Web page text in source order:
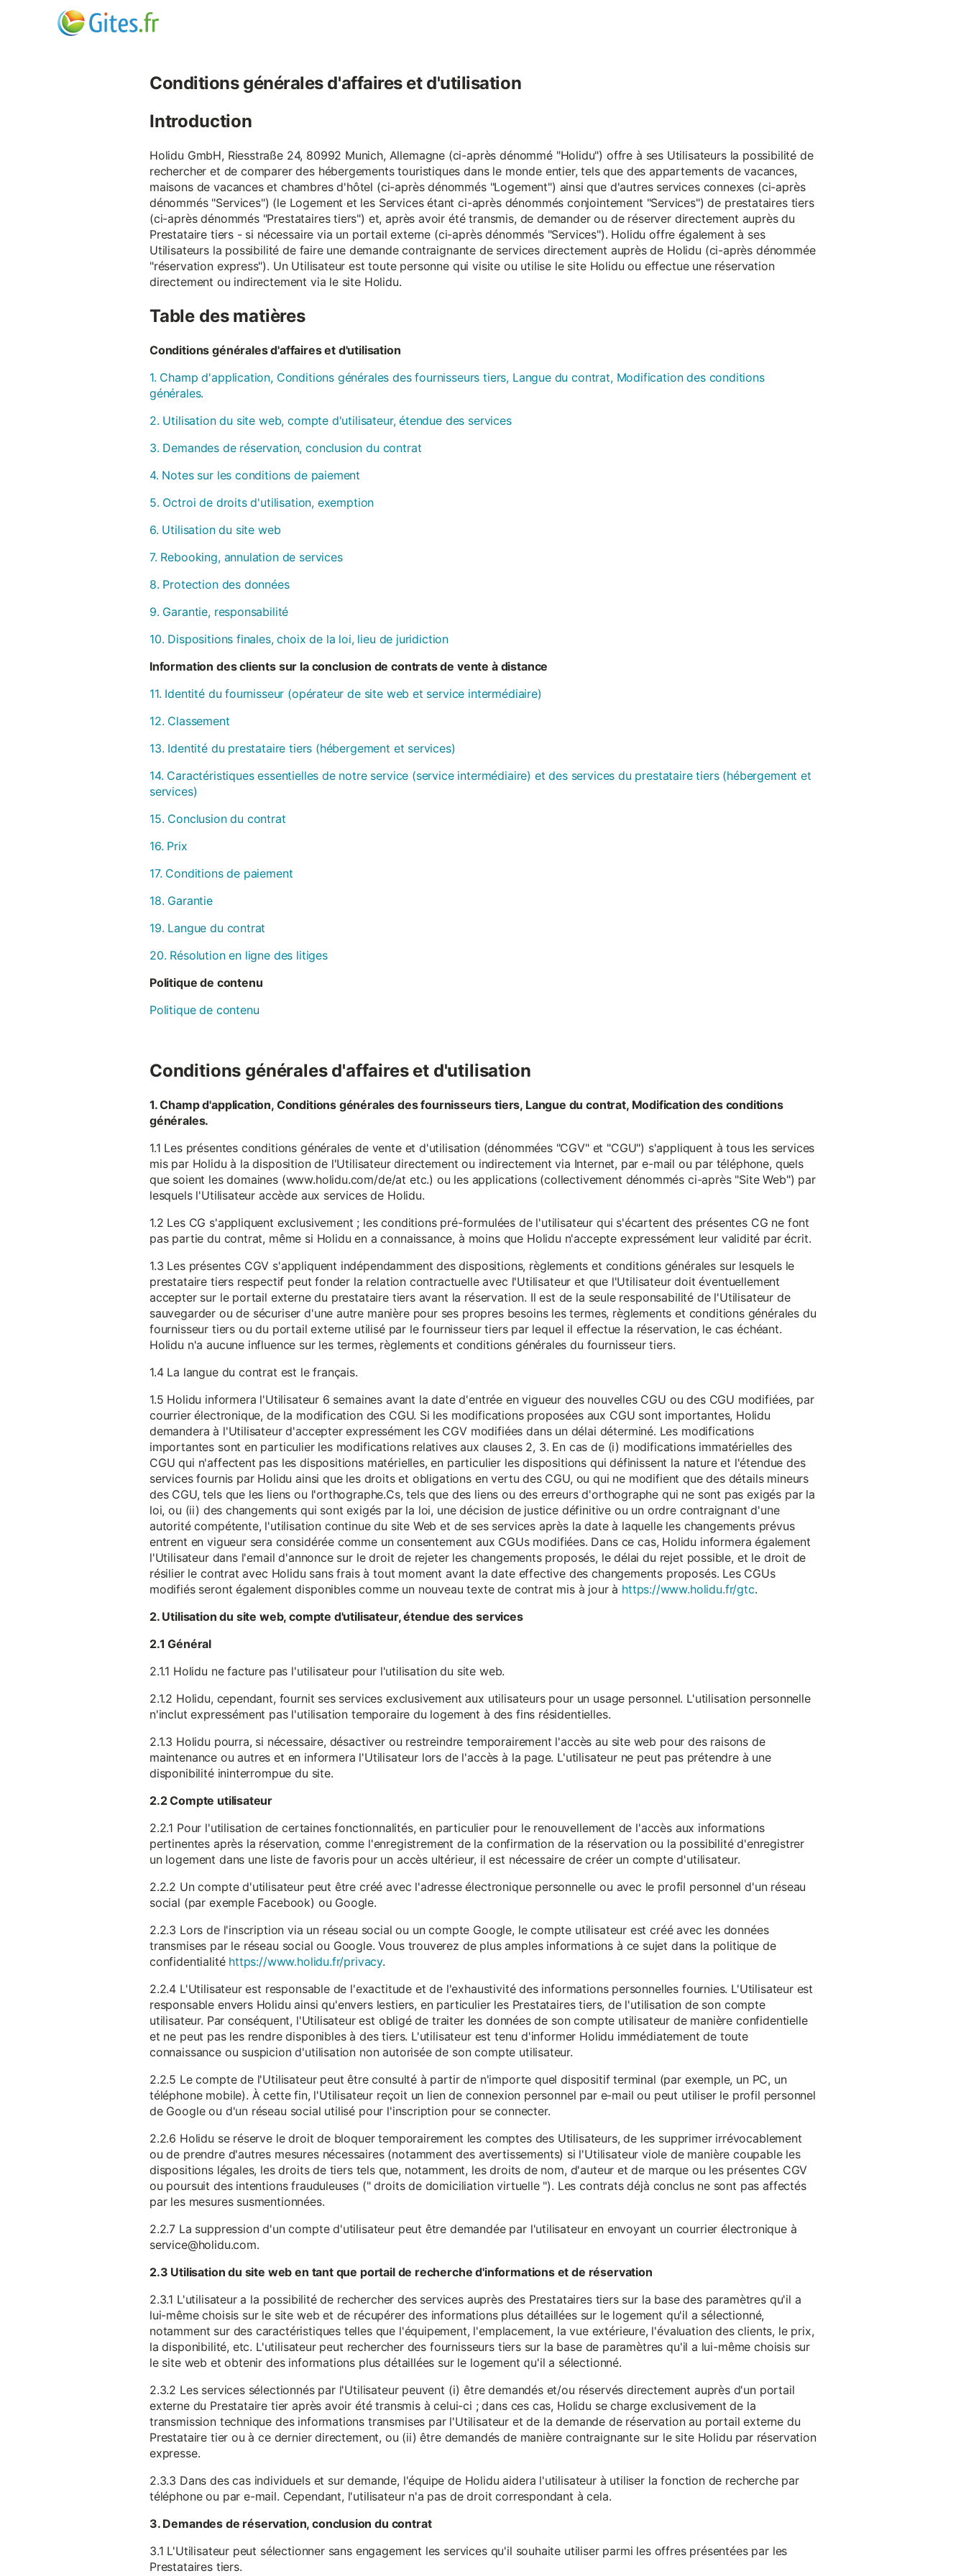
Conditions générales d'affaires et d'utilisation
Introduction
Holidu GmbH, Riesstraße 24, 80992 Munich, Allemagne (ci-après dénommé "Holidu") offre à ses Utilisateurs la possibilité de
rechercher et de comparer des hébergements touristiques dans le monde entier, tels que des appartements de vacances,
maisons de vacances et chambres d'hôtel (ci-après dénommés "Logement") ainsi que d'autres services connexes (ci-après
dénommés "Services") (le Logement et les Services étant ci-après dénommés conjointement "Services") de prestataires tiers
(ci-après dénommés "Prestataires tiers") et, après avoir été transmis, de demander ou de réserver directement auprès du
Prestataire tiers - si nécessaire via un portail externe (ci-après dénommés "Services"). Holidu offre également à ses
Utilisateurs la possibilité de faire une demande contraignante de services directement auprès de Holidu (ci-après dénommée
"réservation express"). Un Utilisateur est toute personne qui visite ou utilise le site Holidu ou effectue une réservation
directement ou indirectement via le site Holidu.
Table des matières
Conditions générales d'affaires et d'utilisation
1. Champ d'application, Conditions générales des fournisseurs tiers, Langue du contrat, Modification des conditions
générales.
2. Utilisation du site web, compte d'utilisateur, étendue des services
3. Demandes de réservation, conclusion du contrat
4. Notes sur les conditions de paiement
5. Octroi de droits d'utilisation, exemption
6. Utilisation du site web
7. Rebooking, annulation de services
8. Protection des données
9. Garantie, responsabilité
10. Dispositions finales, choix de la loi, lieu de juridiction
Information des clients sur la conclusion de contrats de vente à distance
11. Identité du fournisseur (opérateur de site web et service intermédiaire)
12. Classement
13. Identité du prestataire tiers (hébergement et services)
14. Caractéristiques essentielles de notre service (service intermédiaire) et des services du prestataire tiers (hébergement et
services)
15. Conclusion du contrat
16. Prix
17. Conditions de paiement
18. Garantie
19. Langue du contrat
20. Résolution en ligne des litiges
Politique de contenu
Politique de contenu
Conditions générales d'affaires et d'utilisation
1. Champ d'application, Conditions générales des fournisseurs tiers, Langue du contrat, Modification des conditions
générales.
1.1 Les présentes conditions générales de vente et d'utilisation (dénommées "CGV" et "CGU") s'appliquent à tous les services
mis par Holidu à la disposition de l'Utilisateur directement ou indirectement via Internet, par e-mail ou par téléphone, quels
que soient les domaines (www.holidu.com/de/at etc.) ou les applications (collectivement dénommés ci-après "Site Web") par
lesquels l'Utilisateur accède aux services de Holidu.
1.2 Les CG s'appliquent exclusivement ; les conditions pré-formulées de l'utilisateur qui s'écartent des présentes CG ne font
pas partie du contrat, même si Holidu en a connaissance, à moins que Holidu n'accepte expressément leur validité par écrit.
1.3 Les présentes CGV s'appliquent indépendamment des dispositions, règlements et conditions générales sur lesquels le
prestataire tiers respectif peut fonder la relation contractuelle avec l'Utilisateur et que l'Utilisateur doit éventuellement
accepter sur le portail externe du prestataire tiers avant la réservation. Il est de la seule responsabilité de l'Utilisateur de
sauvegarder ou de sécuriser d'une autre manière pour ses propres besoins les termes, règlements et conditions générales du
fournisseur tiers ou du portail externe utilisé par le fournisseur tiers par lequel il effectue la réservation, le cas échéant.
Holidu n'a aucune influence sur les termes, règlements et conditions générales du fournisseur tiers.
1.4 La langue du contrat est le français.
1.5 Holidu informera l'Utilisateur 6 semaines avant la date d'entrée en vigueur des nouvelles CGU ou des CGU modifiées, par
courrier électronique, de la modification des CGU. Si les modifications proposées aux CGU sont importantes, Holidu
demandera à l'Utilisateur d'accepter expressément les CGV modifiées dans un délai déterminé. Les modifications
importantes sont en particulier les modifications relatives aux clauses 2, 3. En cas de (i) modifications immatérielles des
CGU qui n'affectent pas les dispositions matérielles, en particulier les dispositions qui définissent la nature et l'étendue des
services fournis par Holidu ainsi que les droits et obligations en vertu des CGU, ou qui ne modifient que des détails mineurs
des CGU, tels que les liens ou l'orthographe.Cs, tels que des liens ou des erreurs d'orthographe qui ne sont pas exigés par la
loi, ou (ii) des changements qui sont exigés par la loi, une décision de justice définitive ou un ordre contraignant d'une
autorité compétente, l'utilisation continue du site Web et de ses services après la date à laquelle les changements prévus
entrent en vigueur sera considérée comme un consentement aux CGUs modifiées. Dans ce cas, Holidu informera également
l'Utilisateur dans l'email d'annonce sur le droit de rejeter les changements proposés, le délai du rejet possible, et le droit de
résilier le contrat avec Holidu sans frais à tout moment avant la date effective des changements proposés. Les CGUs
modifiés seront également disponibles comme un nouveau texte de contrat mis à jour à https://www.holidu.fr/gtc.
2. Utilisation du site web, compte d'utilisateur, étendue des services
2.1 Général
2.1.1 Holidu ne facture pas l'utilisateur pour l'utilisation du site web.
2.1.2 Holidu, cependant, fournit ses services exclusivement aux utilisateurs pour un usage personnel. L'utilisation personnelle
n'inclut expressément pas l'utilisation temporaire du logement à des fins résidentielles.
2.1.3 Holidu pourra, si nécessaire, désactiver ou restreindre temporairement l'accès au site web pour des raisons de
maintenance ou autres et en informera l'Utilisateur lors de l'accès à la page. L'utilisateur ne peut pas prétendre à une
disponibilité ininterrompue du site.
2.2 Compte utilisateur
2.2.1 Pour l'utilisation de certaines fonctionnalités, en particulier pour le renouvellement de l'accès aux informations
pertinentes après la réservation, comme l'enregistrement de la confirmation de la réservation ou la possibilité d'enregistrer
un logement dans une liste de favoris pour un accès ultérieur, il est nécessaire de créer un compte d'utilisateur.
2.2.2 Un compte d'utilisateur peut être créé avec l'adresse électronique personnelle ou avec le profil personnel d'un réseau
social (par exemple Facebook) ou Google.
2.2.3 Lors de l'inscription via un réseau social ou un compte Google, le compte utilisateur est créé avec les données
transmises par le réseau social ou Google. Vous trouverez de plus amples informations à ce sujet dans la politique de
confidentialité https://www.holidu.fr/privacy.
2.2.4 L'Utilisateur est responsable de l'exactitude et de l'exhaustivité des informations personnelles fournies. L'Utilisateur est
responsable envers Holidu ainsi qu'envers lestiers, en particulier les Prestataires tiers, de l'utilisation de son compte
utilisateur. Par conséquent, l'Utilisateur est obligé de traiter les données de son compte utilisateur de manière confidentielle
et ne peut pas les rendre disponibles à des tiers. L'utilisateur est tenu d'informer Holidu immédiatement de toute
connaissance ou suspicion d'utilisation non autorisée de son compte utilisateur.
2.2.5 Le compte de l'Utilisateur peut être consulté à partir de n'importe quel dispositif terminal (par exemple, un PC, un
téléphone mobile). À cette fin, l'Utilisateur reçoit un lien de connexion personnel par e-mail ou peut utiliser le profil personnel
de Google ou d'un réseau social utilisé pour l'inscription pour se connecter.
2.2.6 Holidu se réserve le droit de bloquer temporairement les comptes des Utilisateurs, de les supprimer irrévocablement
ou de prendre d'autres mesures nécessaires (notamment des avertissements) si l'Utilisateur viole de manière coupable les
dispositions légales, les droits de tiers tels que, notamment, les droits de nom, d'auteur et de marque ou les présentes CGV
ou poursuit des intentions frauduleuses (" droits de domiciliation virtuelle "). Les contrats déjà conclus ne sont pas affectés
par les mesures susmentionnées.
2.2.7 La suppression d'un compte d'utilisateur peut être demandée par l'utilisateur en envoyant un courrier électronique à
service@holidu.com.
2.3 Utilisation du site web en tant que portail de recherche d'informations et de réservation
2.3.1 L'utilisateur a la possibilité de rechercher des services auprès des Prestataires tiers sur la base des paramètres qu'il a
lui-même choisis sur le site web et de récupérer des informations plus détaillées sur le logement qu'il a sélectionné,
notamment sur des caractéristiques telles que l'équipement, l'emplacement, la vue extérieure, l'évaluation des clients, le prix,
la disponibilité, etc. L'utilisateur peut rechercher des fournisseurs tiers sur la base de paramètres qu'il a lui-même choisis sur
le site web et obtenir des informations plus détaillées sur le logement qu'il a sélectionné.
2.3.2 Les services sélectionnés par l'Utilisateur peuvent (i) être demandés et/ou réservés directement auprès d'un portail
externe du Prestataire tier après avoir été transmis à celui-ci ; dans ces cas, Holidu se charge exclusivement de la
transmission technique des informations transmises par l'Utilisateur et de la demande de réservation au portail externe du
Prestataire tier ou à ce dernier directement, ou (ii) être demandés de manière contraignante sur le site Holidu par réservation
expresse.
2.3.3 Dans des cas individuels et sur demande, l'équipe de Holidu aidera l'utilisateur à utiliser la fonction de recherche par
téléphone ou par e-mail. Cependant, l'utilisateur n'a pas de droit correspondant à cela.
3. Demandes de réservation, conclusion du contrat
3.1 L'Utilisateur peut sélectionner sans engagement les services qu'il souhaite utiliser parmi les offres présentées par les
Prestataires tiers.